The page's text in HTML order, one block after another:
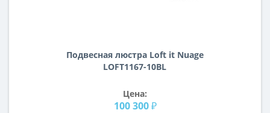
Подвесная люстра Loft it Nuage
LOFT1167-10BL
Цена:
100 300 ₽